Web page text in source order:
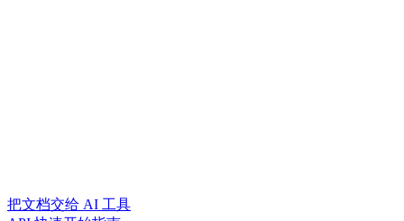
把文档交给 AI 工具